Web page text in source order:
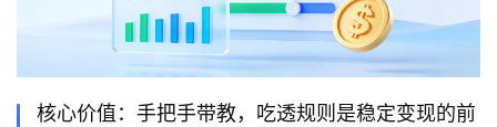
核心价值：手把手带教，吃透规则是稳定变现的前